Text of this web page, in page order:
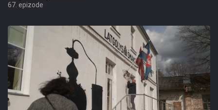
67. epizode